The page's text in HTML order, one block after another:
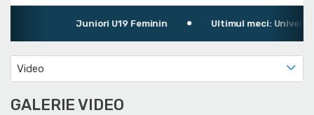
Juniori U19 Feminin Ultimul meci:
Video
GALERIE VIDEO